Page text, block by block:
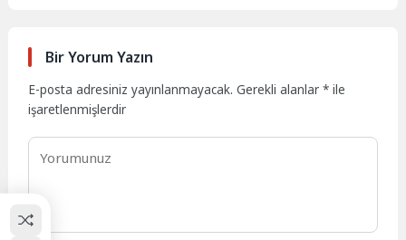
Bir Yorum Yazın
E-posta adresiniz yayınlanmayacak. Gerekli alanlar* ile
işaretlenmişlerdir